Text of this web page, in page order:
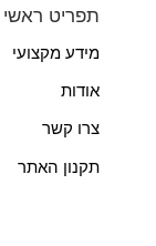
תפריט ראשי
מידע מקצועי
אודות
צרו קשר
תקנון האתר